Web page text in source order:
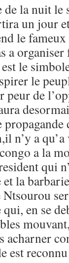
de la nuit
un jour
le
a organiser
le
le
peur de
n’y a
a la
qui
et la
en se
acharner
est